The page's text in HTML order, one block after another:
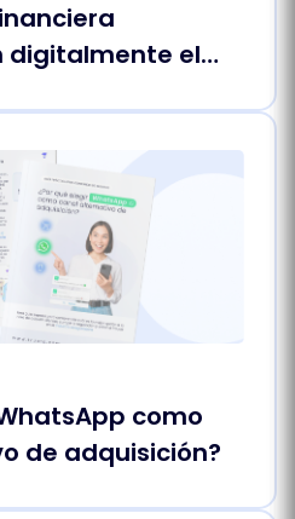
digitalmente el
como
de adquisición?